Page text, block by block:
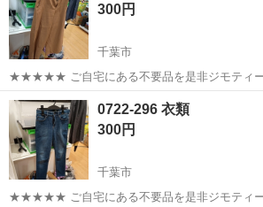
300円
千葉市
★★★★★ ご自宅にある不要品を是非ジモティー
みしませんか？ 家電、趣味・スポーツ・レジャ
衣料服飾品、生活雑貨、家具、本、CD・DVDな
ち込めます！ ※詳細はこ...
千葉 千葉市 ジーンズ/デニム
0722-296 衣類
300円
千葉市
★★★★★ ご自宅にある不要品を是非ジモティー